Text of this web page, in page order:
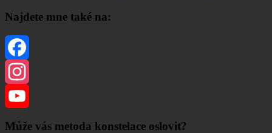
Najdete mne také na:
Facebook
Instagram
YouTube
Může vás metoda konstelace oslovit?